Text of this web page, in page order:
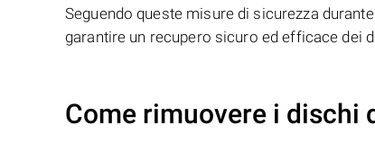
Seguendo queste misure di sicurezza
garantire un recupero sicuro ed efficace dei
Come rimuovere i dischi